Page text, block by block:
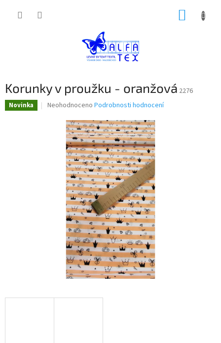
Korunky v proužku - oranžová 2276
Novinka
Průměrné
produktu
hvězdiček.
Neohodnoceno Podrobnosti hodnocení